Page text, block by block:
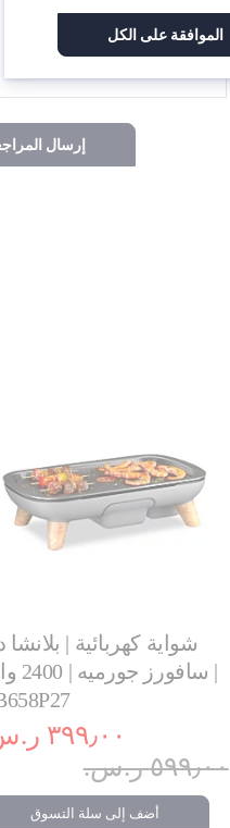
إرسال
شواية كهربائية |
سافورز
٣٩٩٫٠٠ ر.س.‏
٥٩٩٫٠٠ ر.س.‏
أضف إلى سلة التسوق
الموافقة على الكل